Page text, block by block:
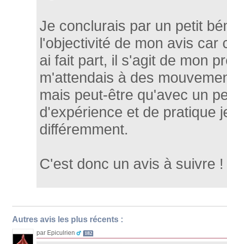
Je conclurais par un petit
l'objectivité de mon avis car
ai fait part, il s'agit de mon
m'attendais à des
mais peut-être qu'avec un
d'expérience et de pratique
différemment.
C'est donc un avis à suivre !
Autres avis les plus récents :
par Epiculrien 182